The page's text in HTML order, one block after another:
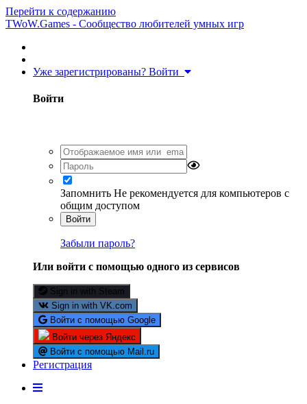
Перейти к содержанию
TWoW.Games - Сообщество любителей умных игр
Уже зарегистрированы? Войти
Войти
Запомнить Не рекомендуется для компьютеров с
общим доступом
Войти
Забыли пароль?
Или войти с помощью одного из сервисов
Sign in with Steam
Sign in with VK.com
Войти с помощью Google
Войти через Яндекс
Войти с помощью Mail.ru
Регистрация